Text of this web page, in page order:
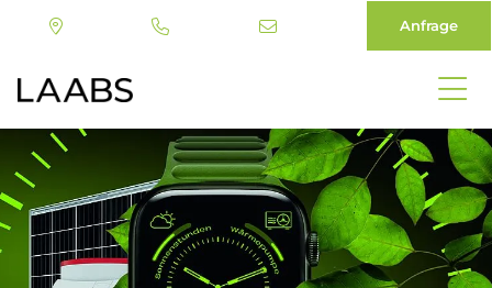
zum
Inhalt
Anfrage